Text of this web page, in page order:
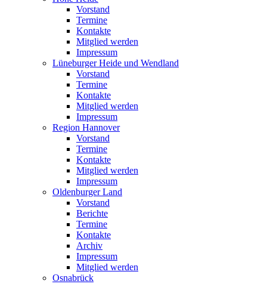
Vorstand
Termine
Kontakte
Mitglied werden
Impressum
Lüneburger Heide und Wendland
Vorstand
Termine
Kontakte
Mitglied werden
Impressum
Region Hannover
Vorstand
Termine
Kontakte
Mitglied werden
Impressum
Oldenburger Land
Vorstand
Berichte
Termine
Kontakte
Archiv
Impressum
Mitglied werden
Osnabrück